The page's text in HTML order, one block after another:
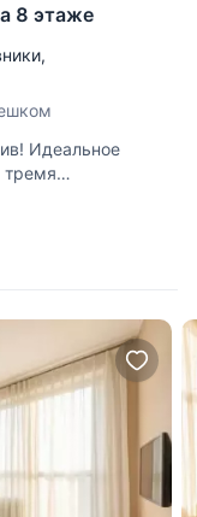
8 этаже
,
Идеальное
тремя
уровня —